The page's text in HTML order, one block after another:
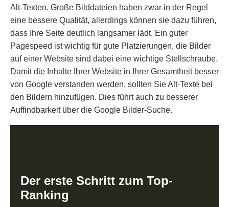
Alt-Texten. Große Bilddateien haben zwar in der Regel
eine bessere Qualität, allerdings können sie dazu führen,
dass Ihre Seite deutlich langsamer lädt. Ein guter
Pagespeed ist wichtig für gute Platzierungen, die Bilder
auf einer Website sind dabei eine wichtige Stellschraube.
Damit die Inhalte Ihrer Website in Ihrer Gesamtheit besser
von Google verstanden werden, sollten Sie Alt-Texte bei
den Bildern hinzufügen. Dies führt auch zu besserer
Auffindbarkeit über die Google Bilder-Suche.
Der erste Schritt zum Top-
Ranking